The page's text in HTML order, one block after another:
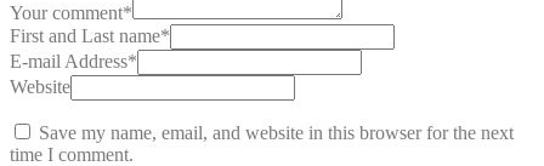
Your comment*
First and Last name*
E-mail Address*
Website
Save my name, email, and website in this browser for the next
time I comment.